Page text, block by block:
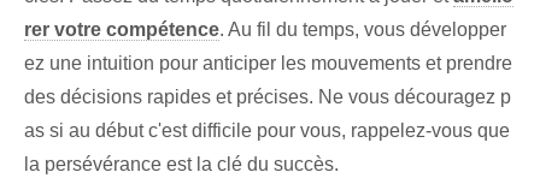
rer votre compétence. Au fil du temps, vous développer
ez une intuition pour anticiper les mouvements et prendre
des décisions rapides et précises. Ne vous découragez p
as si au début c'est difficile pour vous, rappelez-vous que
la persévérance est la clé du succès.